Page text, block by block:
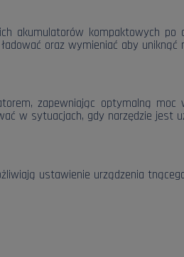
akumulatorów kompaktowych
oraz wymieniać aby
zapewniając optymalną moc
w sytuacjach, gdy narzędzie jest
ustawienie urządzenia